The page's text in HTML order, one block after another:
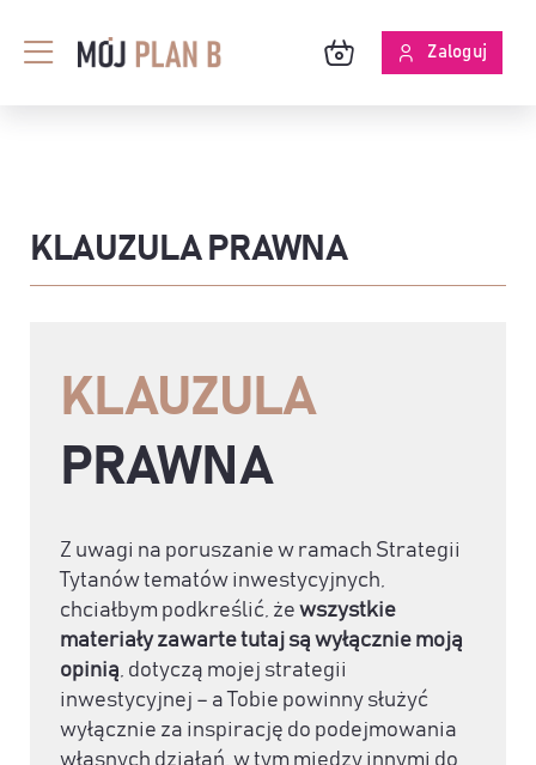
zawartości
Toggle
Zaloguj
KLAUZULA PRAWNA
KLAUZULA
PRAWNA
Z uwagi na poruszanie w ramach Strategii
Tytanów tematów inwestycyjnych,
chciałbym podkreślić, że wszystkie
materiały zawarte tutaj są wyłącznie moją
opinią, dotyczą mojej strategii
inwestycyjnej – a Tobie powinny służyć
wyłącznie za inspirację do podejmowania
własnych działań, w tym między innymi do